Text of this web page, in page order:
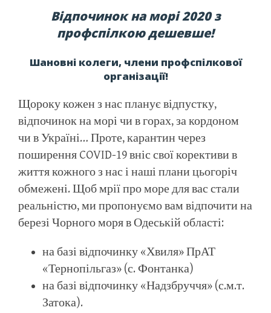
Відпочинок на морі 2020 з
профспілкою дешевше!
Шановні колеги, члени профспілкової
організації!
Щороку кожен з нас планує відпустку,
відпочинок на морі чи в горах, за кордоном
чи в Україні… Проте, карантин через
поширення COVID-19 вніс свої корективи в
життя кожного з нас і наші плани цьогоріч
обмежені. Щоб мрії про море для вас стали
реальністю, ми пропонуємо вам відпочити на
березі Чорного моря в Одеській області:
на базі відпочинку «Хвиля» ПрАТ
«Тернопільгаз» (с. Фонтанка)
на базі відпочинку «Надзбруччя» (с.м.т.
Затока).